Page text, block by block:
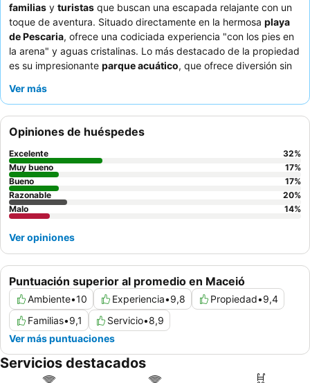
familias y turistas que buscan una escapada relajante con un
toque de aventura. Situado directamente en la hermosa playa
de Pescaria, ofrece una codiciada experiencia "con los pies en
la arena" y aguas cristalinas. Lo más destacado de la propiedad
es su impresionante parque acuático, que ofrece diversión sin
alpersonal atento y cordial
popular pizza de la tarde. Para una experiencia
verdaderamente indulgente, considere reservar una habitación
con unjacuzzi privado en el balcón
Ver más
Puntuación superior al promedio en Maceió
Ambiente•10 Experiencia•9,8 Propiedad•9,4
Familias•9,1 Servicio•8,9
Ver más puntuaciones
Opiniones de huéspedes
Excelente 32%
Muy bueno
17%
Bueno
17%
Razonable
20%
Malo
14%
Ver opiniones
Servicios destacados